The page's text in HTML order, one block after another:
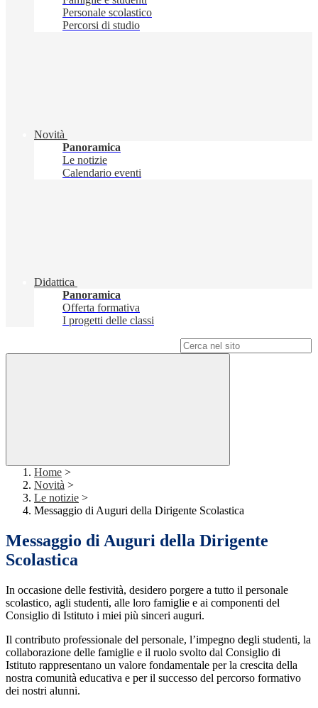
Personale scolastico
Percorsi di studio
Novità
Panoramica
Le notizie
Calendario eventi
Didattica
Panoramica
Offerta formativa
I progetti delle classi
Home >
Novità >
Le notizie >
Messaggio di Auguri della Dirigente Scolastica
Messaggio di Auguri della Dirigente
Scolastica
In occasione delle festività, desidero porgere a tutto il personale
scolastico, agli studenti, alle loro famiglie e ai componenti del
Consiglio di Istituto i miei più sinceri auguri.
Il contributo professionale del personale, l’impegno degli studenti, la
collaborazione delle famiglie e il ruolo svolto dal Consiglio di
Istituto rappresentano un valore fondamentale per la crescita della
nostra comunità educativa e per il successo del percorso formativo
dei nostri alunni.